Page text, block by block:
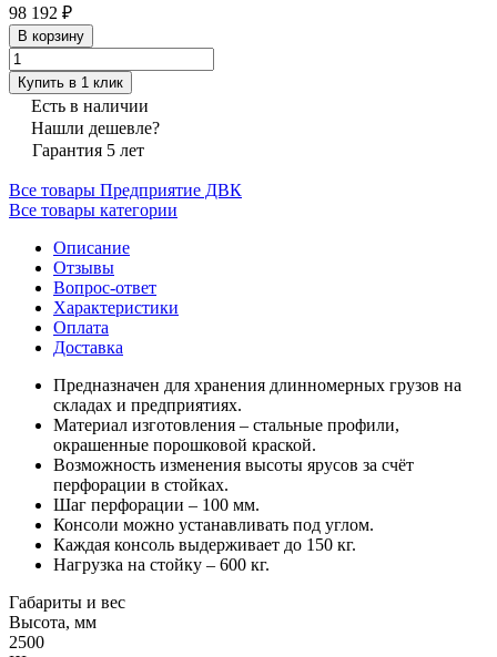
98 192 ₽
В корзину
Купить в 1 клик
Есть в наличии
Нашли дешевле?
Гарантия 5 лет
Все товары Предприятие ДВК
Все товары категории
Описание
Отзывы
Вопрос-ответ
Характеристики
Оплата
Доставка
Предназначен для хранения длинномерных грузов на
складах и предприятиях.
Материал изготовления – стальные профили,
окрашенные порошковой краской.
Возможность изменения высоты ярусов за счёт
перфорации в стойках.
Шаг перфорации – 100 мм.
Консоли можно устанавливать под углом.
Каждая консоль выдерживает до 150 кг.
Нагрузка на стойку – 600 кг.
Габариты и вес
Высота, мм
2500